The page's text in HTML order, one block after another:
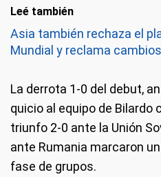
Leé también
Asia también rechaza el
Mundial y reclama cambios
La derrota 1-0 del debut,
quicio al equipo de Bilardo
triunfo 2-0 ante la Unión
ante Rumania marcaron
fase de grupos.